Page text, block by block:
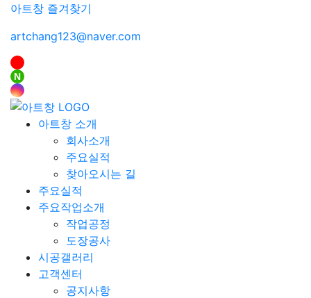
아트창 즐겨찾기
artchang123@naver.com
N
아트창 소개
회사소개
주요실적
찾아오시는 길
주요실적
주요작업소개
작업공정
도장공사
시공갤러리
고객센터
공지사항